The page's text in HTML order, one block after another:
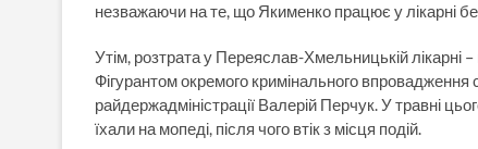
незважаючи на те, що Якименко працює у лікарні
Утім, розтрата у Переяслав-Хмельницькій
Фігурантом окремого кримінального
райдержадміністрації Валерій Перчук. У травні
їхали на мопеді, після чого втік з місця подій.